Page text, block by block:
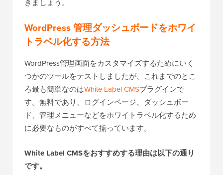
きましょう。
WordPress 管理ダッシュボードをホワイ
トラベル化する方法
WordPress管理画面をカスタマイズするためにいく
つかのツールをテストしましたが、これまでのとこ
ろ最も簡単なのはWhite Label CMSプラグインで
す。無料であり、ログインページ、ダッシュボー
ド、管理メニューなどをホワイトラベル化するため
に必要なものがすべて揃っています。
White Label CMSをおすすめする理由は以下の通り
です。